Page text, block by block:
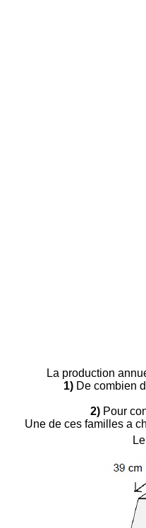
La production
1) De combien
2)Pour
Une de ces familles a